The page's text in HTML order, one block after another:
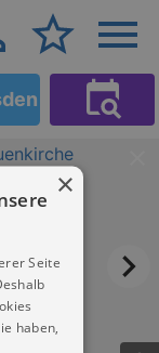
×
Seite
haben,